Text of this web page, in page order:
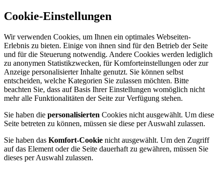
Cookie-Einstellungen
Wir verwenden Cookies, um Ihnen ein optimales Webseiten-
Erlebnis zu bieten. Einige von ihnen sind für den Betrieb der Seite
und für die Steuerung notwendig. Andere Cookies werden lediglich
zu anonymen Statistikzwecken, für Komforteinstellungen oder zur
Anzeige personalisierter Inhalte genutzt. Sie können selbst
entscheiden, welche Kategorien Sie zulassen möchten. Bitte
beachten Sie, dass auf Basis Ihrer Einstellungen womöglich nicht
mehr alle Funktionalitäten der Seite zur Verfügung stehen.
Sie haben die personalisierten Cookies nicht ausgewählt. Um diese
Seite betreten zu können, müssen sie diese per Auswahl zulassen.
Sie haben das Komfort-Cookie nicht ausgewählt. Um den Zugriff
auf das Element oder die Seite dauerhaft zu gewähren, müssen Sie
dieses per Auswahl zulassen.